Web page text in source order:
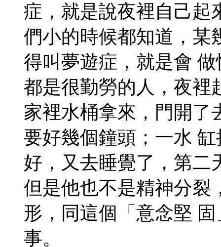
症，就是說夜裡自己起
們小的時候都知道，某
得叫夢遊症，就是會
都是很勤勞的人，夜裡
家裡水桶拿來，門開了
要好幾個鐘頭；一水
好，又去睡覺了，第二
但是他也不是精神分裂
形，同這個「意念堅
事。